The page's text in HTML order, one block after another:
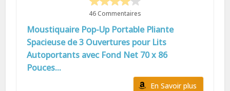
46 Commentaires
Moustiquaire Pop-Up Portable Pliante
Spacieuse de 3 Ouvertures pour Lits
Autoportants avec Fond Net 70 x 86
Pouces...
En Savoir plus